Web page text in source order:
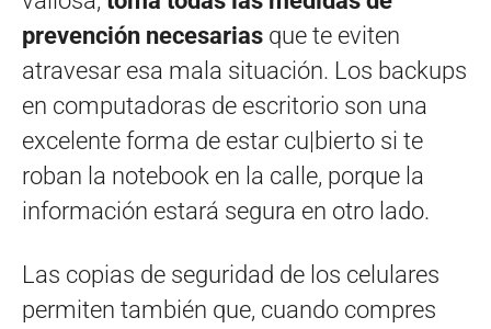
prevención necesarias que te eviten
atravesar esa mala situación. Los backups
en computadoras de escritorio son una
excelente forma de estar cu|bierto si te
roban la notebook en la calle, porque la
información estará segura en otro lado.
Las copias de seguridad de los celulares
permiten también que, cuando compres